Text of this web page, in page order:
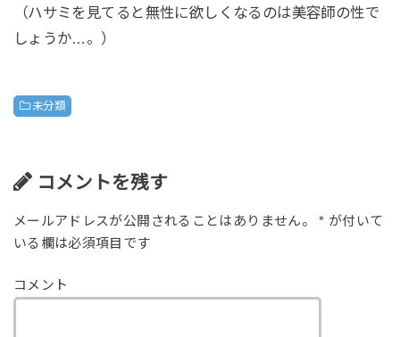
（ハサミを見てると無性に欲しくなるのは美容師の性で
しょうか…。）
未分類
コメントを残す
メールアドレスが公開されることはありません。 * が付いて
いる欄は必須項目です
コメント